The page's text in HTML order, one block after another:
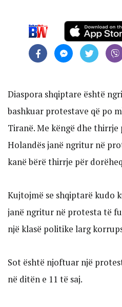
Diaspora shqiptare është
bashkuar protestave që po
Tiranë. Me këngë dhe
Holandës janë ngritur në
kanë bërë thirrje për
Kujtojmë se shqiptarë kudo
janë ngritur në protesta të
një klasë politike larg
Sot është njoftuar një
në ditën e 11 të saj.